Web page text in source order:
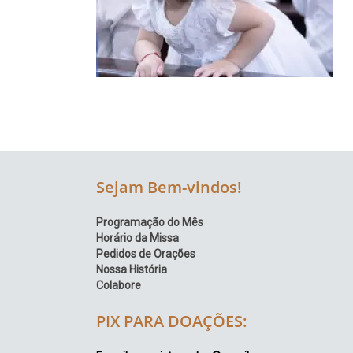
Região
Episcopal
Sé
–
Sejam Bem-vindos!
Programação do Mês
Horário da Missa
Pedidos de Orações
Nossa História
Colabore
PIX PARA DOAÇÕES: